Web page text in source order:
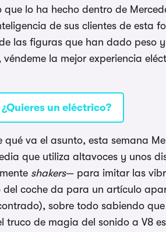
lo ha hecho dentro de
de sus clientes de esta
las figuras que han dado peso
la mejor experiencia
¿Quieres un eléctrico?
qué va el asunto, esta semana
que utiliza altavoces y unos
shakers— para imitar las
del coche da para un artículo
sobre todo sabiendo
truco de magia del sonido a V8